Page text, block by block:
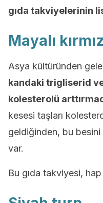
gıda takviyelerinin
Mayalı
Asya kültüründen
kandaki trigliserid
kolesterolü
kesesi taşları
geldiğinden, bu
var.
Bu gıda takviyesi,